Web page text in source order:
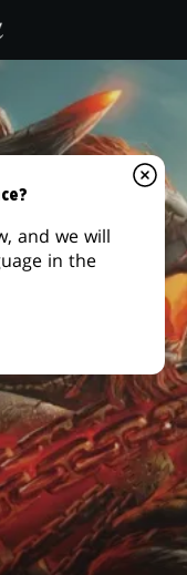
and we will
in the